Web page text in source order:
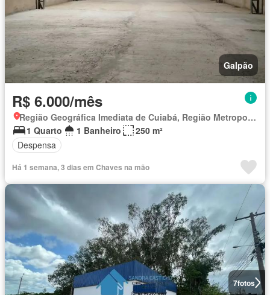
Galpão
R$ 6.000/mês
Região Geográfica Imediata de Cuiabá, Região Metropolitana do Vale do Rio Cuiabá
1 Quarto
1 Banheiro
250 m²
Despensa
Há 1 semana, 3 dias em Chaves na mão
7fotos